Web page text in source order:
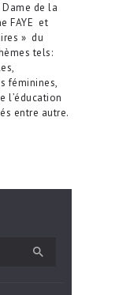
de la
FAYE et
» du
tels:
féminines,
l’éducation
entre autre.